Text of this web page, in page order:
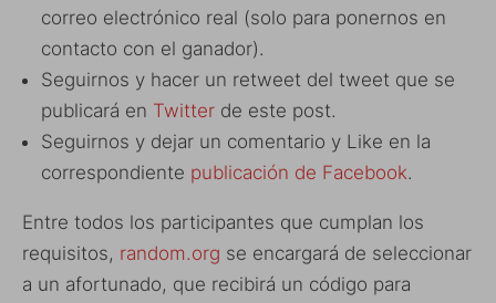
correo electrónico real (solo para ponernos en
contacto con el ganador).
Seguirnos y hacer un retweet del tweet que se
publicará en Twitter de este post.
Seguirnos y dejar un comentario y Like en la
correspondiente publicación de Facebook.
Entre todos los participantes que cumplan los
requisitos, random.org se encargará de seleccionar
a un afortunado, que recibirá un código para